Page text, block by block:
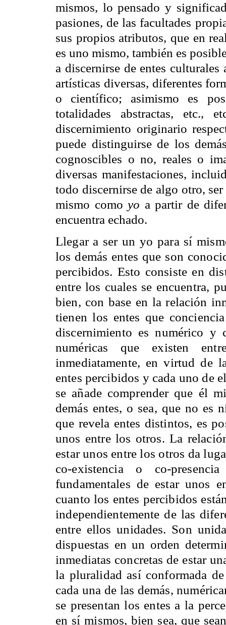
mismos, lo pensado y
pasiones, de las facultades
sus propios atributos, que en
es uno mismo, también es
a discernirse de entes
artísticas diversas, diferentes
o científico; asimismo es
totalidades abstractas,
discernimiento originario
puede distinguirse de los
cognoscibles o no, reales o
diversas manifestaciones,
todo discernirse de algo otro,
mismo comoyo a partir de
encuentra echado.
Llegar a ser un yo para sí
los demás entes que son
percibidos. Esto consiste en
entre los cuales se encuentra,
bien, con base en la relación
tienen los entes que
discernimiento es numérico y
numéricas que existen
inmediatamente, en virtud de
entes percibidos y cada uno de
se añade comprender que él
demás entes, o sea, que no es
que revela entes distintos, es
unos entre los otros. La
estar unos entre los otros da
co-existencia o co-
fundamentales de estar unos
cuanto los entes percibidos
independientemente de las
entre ellos unidades. Son
dispuestas en un orden
inmediatas concretas de estar
la pluralidad así conformada
cada una de las demás,
se presentan los entes a la
en sí mismos, bien sea, que